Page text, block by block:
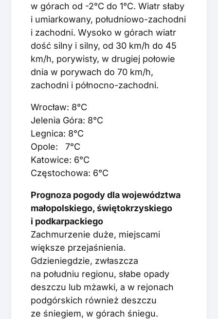
w górach od -2°C do 1°C. Wiatr słaby
i umiarkowany, południowo-zachodni
i zachodni. Wysoko w górach wiatr
dość silny i silny, od 30 km/h do 45
km/h, porywisty, w drugiej połowie
dnia w porywach do 70 km/h,
zachodni i północno-zachodni.
Wrocław: 8°C
Jelenia Góra: 8°C
Legnica: 8°C
Opole: 7°C
Katowice: 6°C
Częstochowa: 6°C
Prognoza pogody dla województwa
małopolskiego, świętokrzyskiego
i podkarpackiego
Zachmurzenie duże, miejscami
większe przejaśnienia.
Gdzieniegdzie, zwłaszcza
na południu regionu, słabe opady
deszczu lub mżawki, a w rejonach
podgórskich również deszczu
ze śniegiem, w górach śniegu.